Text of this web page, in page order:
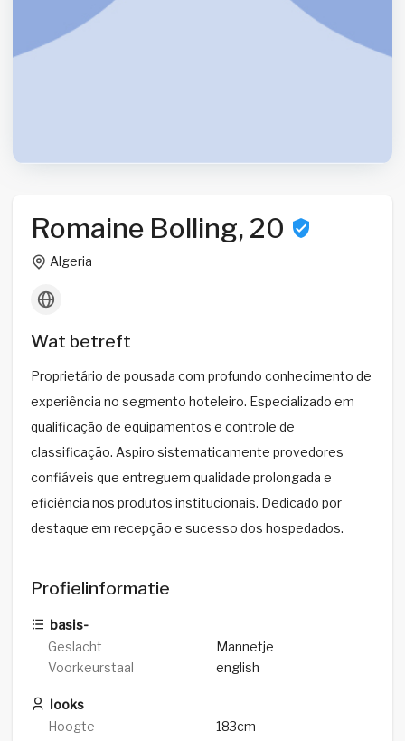
Romaine Bolling, 20
Algeria
Wat betreft
Proprietário de pousada com profundo conhecimento de
experiência no segmento hoteleiro. Especializado em
qualificação de equipamentos e controle de
classificação. Aspiro sistematicamente provedores
confiáveis que entreguem qualidade prolongada e
eficiência nos produtos institucionais. Dedicado por
destaque em recepção e sucesso dos hospedados.
Profielinformatie
basis-
Geslacht
Mannetje
Voorkeurstaal
english
looks
Hoogte
183cm